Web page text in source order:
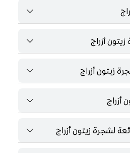
أزراج
زيتون أزراج
أزراج
لشجرة زيتون أزراج